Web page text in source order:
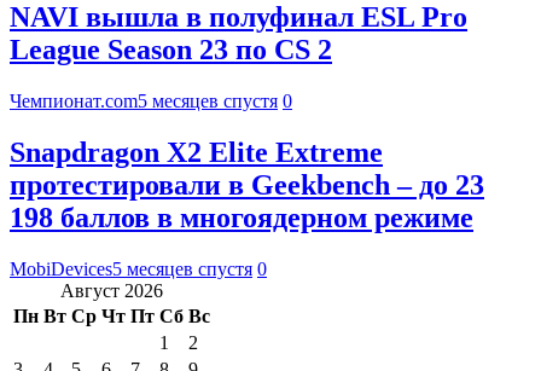
NAVI вышла в полуфинал ESL Pro
League Season 23 по CS 2
Чемпионат.com5 месяцев спустя 0
Snapdragon X2 Elite Extreme
протестировали в Geekbench – до 23
198 баллов в многоядерном режиме
MobiDevices5 месяцев спустя 0
Август 2026
Пн Вт Ср Чт Пт Сб Вс
1
2